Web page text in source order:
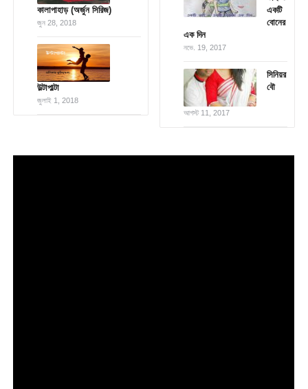
কালাপাহাড় (অর্জুন সিরিজ)
জুন 28, 2018
উল্টাপাল্টা
জুলাই 1, 2018
একটি
বোনের
এক দিন
নভে. 19, 2017
সিনিয়র
বৌ
আগস্ট 11, 2017